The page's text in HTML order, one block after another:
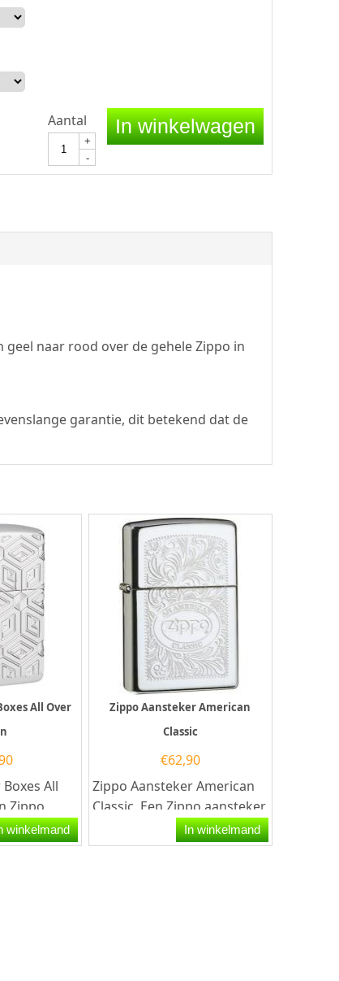
Aantal
+
-
In winkelwagen
naar rood over de gehele Zippo in
garantie, dit betekend dat de
All Over
All
Zippo
winkelmand
Zippo Aansteker American
Classic
€62,90
Zippo Aansteker American
Classic. Een Zippo aansteker
is een kwalitatief...In winkelmand